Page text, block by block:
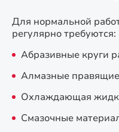
Для нормальной
регулярно требуются:
Абразивные круги
Алмазные
Охлаждающая
Смазочные